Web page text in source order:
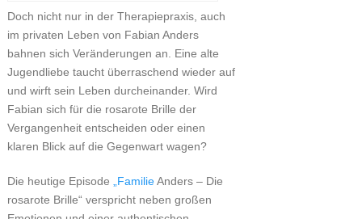
Doch nicht nur in der Therapiepraxis, auch
im privaten Leben von Fabian Anders
bahnen sich Veränderungen an. Eine alte
Jugendliebe taucht überraschend wieder auf
und wirft sein Leben durcheinander. Wird
Fabian sich für die rosarote Brille der
Vergangenheit entscheiden oder einen
klaren Blick auf die Gegenwart wagen?
Die heutige Episode „FamilieAnders – Die
rosarote Brille“ verspricht neben großen